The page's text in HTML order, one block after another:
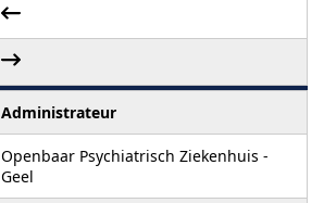
Administrateur
Openbaar Psychiatrisch Ziekenhuis -
Geel